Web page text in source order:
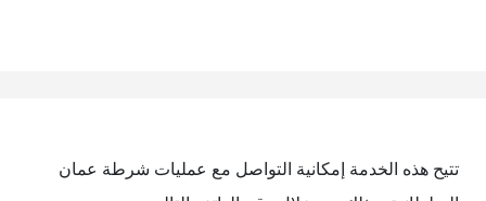
تتيح هذه الخدمة إمكانية التواصل مع عمليات شرطة عمان